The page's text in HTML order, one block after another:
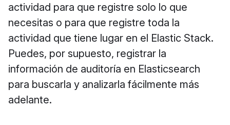
actividad para que registre solo lo que
necesitas o para que registre toda la
actividad que tiene lugar en el Elastic Stack.
Puedes, por supuesto, registrar la
información de auditoría en Elasticsearch
para buscarla y analizarla fácilmente más
adelante.